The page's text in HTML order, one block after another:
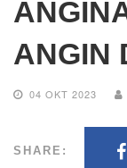
ANGIN
04 OKT 2023
SHARE: